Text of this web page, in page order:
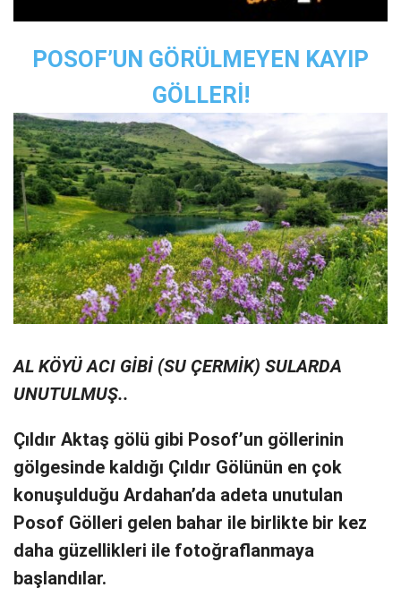
POSOF’UN GÖRÜLMEYEN KAYIP
GÖLLERİ!
AL KÖYÜ ACI GİBİ (SU ÇERMİK) SULARDA
UNUTULMUŞ..
Çıldır Aktaş gölü gibi Posof’un göllerinin
gölgesinde kaldığı Çıldır Gölünün en çok
konuşulduğu Ardahan’da adeta unutulan
Posof Gölleri gelen bahar ile birlikte bir kez
daha güzellikleri ile fotoğraflanmaya
başlandılar.